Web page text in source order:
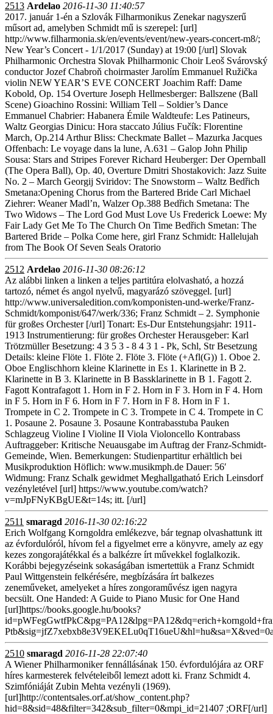
2513 Ardelao 2016-11-30 11:40:57
2017. január 1-én a Szlovák Filharmonikus Zenekar nagyszerű
műsort ad, amelyben Schmidt mű is szerepel: [url]
http://www.filharmonia.sk/en/events/event/new-years-concert-m8/;
New Year’s Concert - 1/1/2017 (Sunday) at 19:00 [/url] Slovak
Philharmonic Orchestra Slovak Philharmonic Choir Leoš Svárovský
conductor Jozef Chabroň choirmaster Jarolím Emmanuel Ružička
violin NEW YEAR’S EVE CONCERT Joachim Raff: Dame
Kobold, Op. 154 Overture Joseph Hellmesberger: Ballszene (Ball
Scene) Gioachino Rossini: William Tell – Soldier’s Dance
Emmanuel Chabrier: Habanera Émile Waldteufe: Les Patineurs,
Waltz Georgias Dinicu: Hora staccato Július Fučík: Florentine
March, Op.214 Arthur Bliss: Checkmate Ballet – Mazurka Jacques
Offenbach: Le voyage dans la lune, A.631 – Galop John Philip
Sousa: Stars and Stripes Forever Richard Heuberger: Der Opernball
(The Opera Ball), Op. 40, Overture Dmitri Shostakovich: Jazz Suite
No. 2 – March Georgij Sviridov: The Snowstorm – Waltz Bedřich
Smetana:Opening Chorus from the Bartered Bride Carl Michael
Ziehrer: Weaner Madl’n, Walzer Op.388 Bedřich Smetana: The
Two Widows – The Lord God Must Love Us Frederick Loewe: My
Fair Lady Get Me To The Church On Time Bedřich Smetan: The
Bartered Bride – Polka Come here, girl Franz Schmidt: Hallelujah
from The Book Of Seven Seals Oratorio
2512 Ardelao 2016-11-30 08:26:12
Az alábbi linken a linken a teljes partitúra elolvasható, a hozzá
tartozó, német és angol nyelvű, magyarázó szöveggel. [url]
http://www.universaledition.com/komponisten-und-werke/Franz-
Schmidt/komponist/647/werk/336; Franz Schmidt – 2. Symphonie
für großes Orchester [/url] Tonart: Es-Dur Entstehungsjahr: 1911-
1913 Instrumentierung: für großes Orchester Herausgeber: Karl
Trötzmüller Besetzung: 4 3 5 3 - 8 4 3 1 - Pk, Schl, Str Besetzung
Details: kleine Flöte 1. Flöte 2. Flöte 3. Flöte (+Afl(G)) 1. Oboe 2.
Oboe Englischhorn kleine Klarinette in Es 1. Klarinette in B 2.
Klarinette in B 3. Klarinette in B Bassklarinette in B 1. Fagott 2.
Fagott Kontrafagott 1. Horn in F 2. Horn in F 3. Horn in F 4. Horn
in F 5. Horn in F 6. Horn in F 7. Horn in F 8. Horn in F 1.
Trompete in C 2. Trompete in C 3. Trompete in C 4. Trompete in C
1. Posaune 2. Posaune 3. Posaune Kontrabasstuba Pauken
Schlagzeug Violine I Violine II Viola Violoncello Kontrabass
Auftraggeber: Kritische Neuausgabe im Auftrag der Franz-Schmidt-
Gemeinde, Wien. Bemerkungen: Studienpartitur erhältlich bei
Musikproduktion Höflich: www.musikmph.de Dauer: 56′
Widmung: Franz Schalk gewidmet Meghallgatható Erich Leinsdorf
vezényletével [url] https://www.youtube.com/watch?
v=mJpFNyKBgUE&t=14s; itt. [/url]
2511 smaragd 2016-11-30 02:16:22
Erich Wolfgang Korngoldra emlékezve, bár tegnap olvashattunk itt
az évfordulóról, hívom fel a figyelmet erre a könyvre, amely az egy
kezes zongorajátékkal és a balkézre írt művekkel foglalkozik.
Korábbi bejegyzéseink sokaságában ismertettük a Franz Schmidt
Paul Wittgenstein felkérésére, megbízására írt balkezes
zeneműveket, amelyeket a híres zongoraművész igen nagyra
becsült. One Handed: A Guide to Piano Music for One Hand
[url]https://books.google.hu/books?
2510 smaragd 2016-11-28 22:07:40
A Wiener Philharmoniker fennállásának 150. évfordulójára az ORF
híres karmesterek felvételeiből lemezt adott ki. Franz Schmidt 4.
Szimfóniáját Zubin Mehta vezényli (1969).
[url]http://contentsales.orf.at/show_content.php?
hid=8&sid=48&filter=342&sub_filter=0&mpi_id=21407 ;ORF[/url]